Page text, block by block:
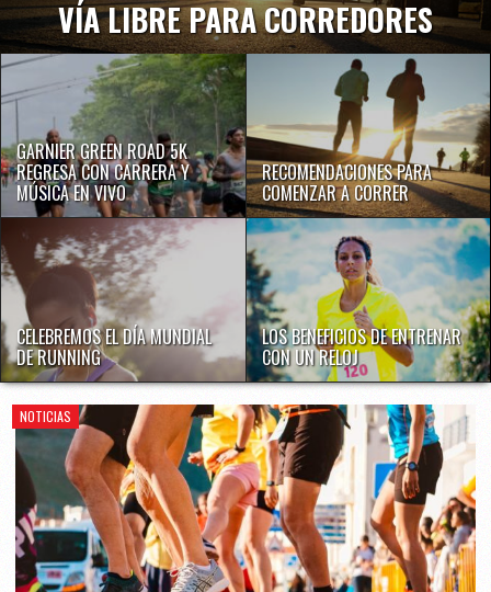
VÍA LIBRE PARA CORREDORES
GARNIER GREEN ROAD 5K
REGRESA CON CARRERA Y
MÚSICA EN VIVO
RECOMENDACIONES PARA
COMENZAR A CORRER
CELEBREMOS EL DÍA MUNDIAL
DE RUNNING
LOS BENEFICIOS DE ENTRENAR
CON UN RELOJ
NOTICIAS